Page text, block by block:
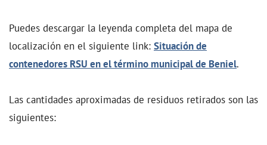
Puedes descargar la leyenda completa del mapa de
localización en el siguiente link: Situación de
contenedores RSU en el término municipal de Beniel.
Las cantidades aproximadas de residuos retirados son las
siguientes: